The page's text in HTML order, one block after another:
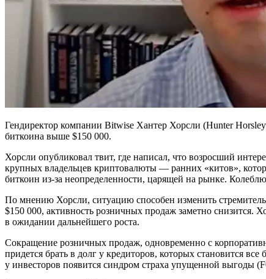
Гендиректор компании Bitwise Хантер Хорсли (Hunter
биткоина выше $150 000.
Хорсли опубликовал твит, где написал, что возросший
крупных владельцев криптовалюты — ранних «китов»,
биткоин из-за неопределенности, царящей на рынке.
По мнению Хорсли, ситуацию способен изменить
$150 000, активность розничных продаж заметно снизится.
в ожидании дальнейшего роста.
Сокращение розничных продаж, одновременно с
придется брать в долг у кредиторов, которых становится
у инвесторов появится синдром страха упущенной выгоды